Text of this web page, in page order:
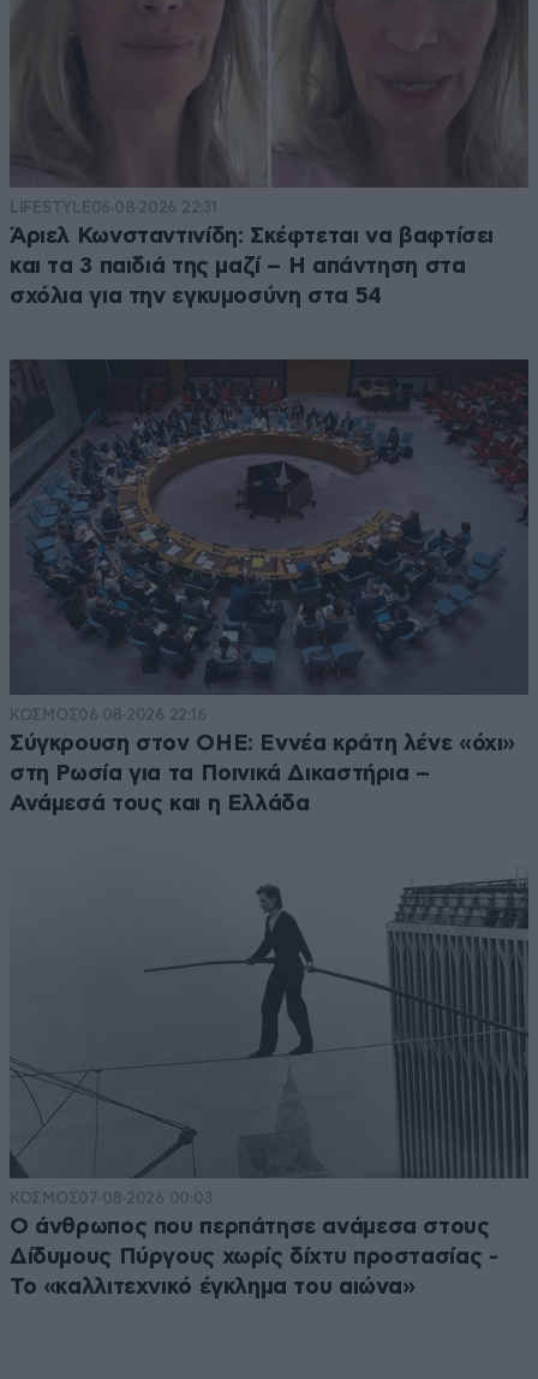
LIFESTYLE06·08·2026 22:31
Άριελ Κωνσταντινίδη: Σκέφτεται να βαφτίσει
και τα 3 παιδιά της μαζί – Η απάντηση στα
σχόλια για την εγκυμοσύνη στα 54
ΚΟΣΜΟΣ06·08·2026 22:16
Σύγκρουση στον ΟΗΕ: Εννέα κράτη λένε «όχι»
στη Ρωσία για τα Ποινικά Δικαστήρια –
Ανάμεσά τους και η Ελλάδα
ΚΟΣΜΟΣ07·08·2026 00:03
Ο άνθρωπος που περπάτησε ανάμεσα στους
Δίδυμους Πύργους χωρίς δίχτυ προστασίας -
Το «καλλιτεχνικό έγκλημα του αιώνα»